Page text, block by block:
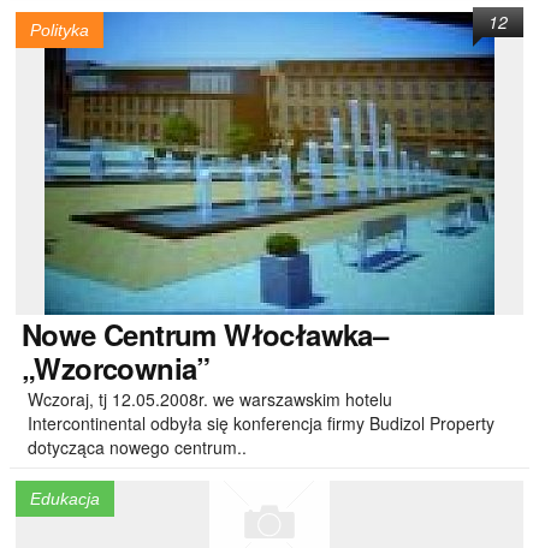
Polityka
NoweCentrum Włocławka–
„Wzorcownia”
Wczoraj, tj 12.05.2008r. we warszawskim hotelu
Intercontinental odbyła się konferencja firmy Budizol Property
dotycząca nowego centrum..
12
Edukacja